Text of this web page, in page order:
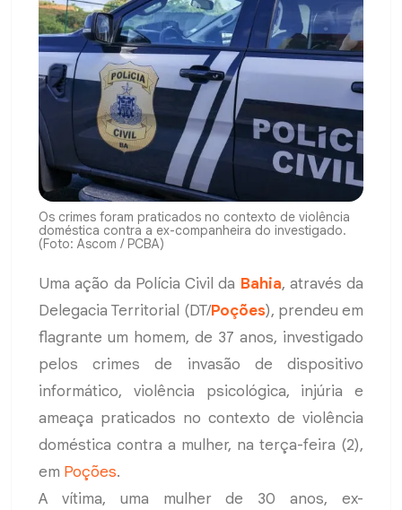
Os crimes foram praticados no contexto de violência
doméstica contra a ex-companheira do investigado.
(Foto: Ascom / PCBA)
Uma ação da Polícia Civil da Bahia, através da
Delegacia Territorial (DT/Poções), prendeu em
flagrante um homem, de 37 anos, investigado
pelos crimes de invasão de dispositivo
informático, violência psicológica, injúria e
ameaça praticados no contexto de violência
doméstica contra a mulher, na terça-feira (2),
em Poções.
A vítima, uma mulher de 30 anos, ex-